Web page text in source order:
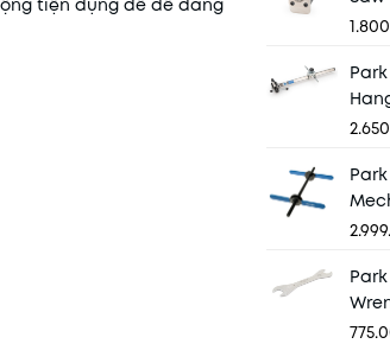
tiện dụng để dễ dàng